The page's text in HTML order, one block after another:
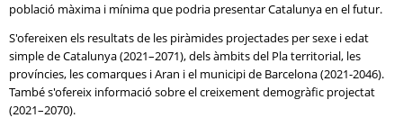
població màxima i mínima que podria presentar Catalunya en el futur.
S'ofereixen els resultats de les piràmides projectades per sexe i edat
simple de Catalunya (2021–2071), dels àmbits del Pla territorial, les
províncies, les comarques i Aran i el municipi de Barcelona (2021-2046).
També s'ofereix informació sobre el creixement demogràfic projectat
(2021–2070).